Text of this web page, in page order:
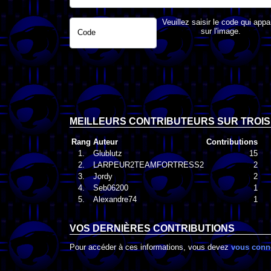
Code
Veuillez saisir le code qui
sur l'image.
MEILLEURS CONTRIBUTEURS SUR
Rang Auteur
Contributions
1.
Glublutz
15
2.
LARPEUR2TEAMFORTRESS2
2
3.
Jordy
2
4.
Seb06200
1
5.
Alexandre74 1
VOS DERNIÈRES CONTRIBUTIONS
Pour accéder à ces informations, vous devezvous